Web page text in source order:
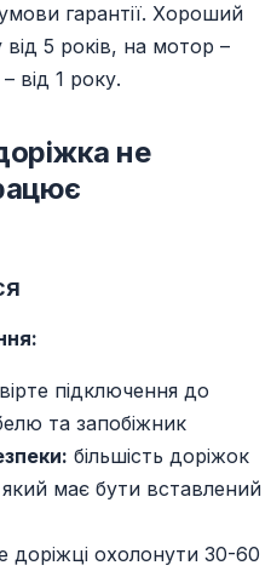
гарантії. Хороший
від 5 років, на мотор –
від 1 року.
не
підключення до
та запобіжник
більшість доріжок
має бути вставлений
доріжці охолонути 30-60